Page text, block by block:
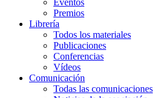
Eventos
Premios
Librería
Todos los materiales
Publicaciones
Conferencias
Vídeos
Comunicación
Todas las comunicaciones